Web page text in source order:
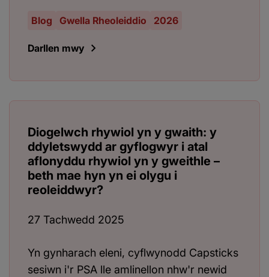
Blog Gwella Rheoleiddio 2026
Darllen mwy
Diogelwch rhywiol yn y gwaith: y
ddyletswydd ar gyflogwyr i atal
aflonyddu rhywiol yn y gweithle –
beth mae hyn yn ei olygu i
reoleiddwyr?
27 Tachwedd 2025
Yn gynharach eleni, cyflwynodd Capsticks
sesiwn i'r PSA lle amlinellon nhw'r newid